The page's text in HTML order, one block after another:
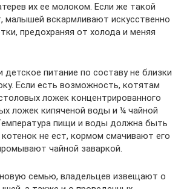
их ее молоком. Если же такой
малышей вскармливают искусственно
предохраняя от холода и меняя
питание по составу не близки
Если есть возможность, котятам
ложек концентрированного
ложек кипяченой воды и ¼ чайной
пищи и воды должна быть
котенок не ест, кормом смачивают его
чайной заваркой.
семью, владельцев извещают о